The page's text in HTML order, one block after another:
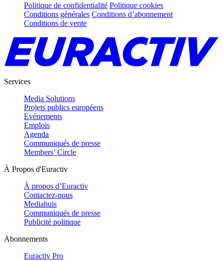
Politique de confidentialité Politique cookies
Conditions générales Conditions d’abonnement
Conditions de vente
Services
Media Solutions
Projets publics européens
Evénements
Emplois
Agenda
Communiqués de presse
Members’ Circle
À Propos d'Euractiv
À propos d’Euractiv
Contactez-nous
Mediahuis
Communiqués de presse
Publicité politique
Abonnements
Euractiv Pro